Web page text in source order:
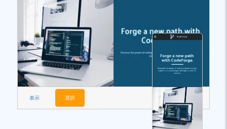
表示 選択